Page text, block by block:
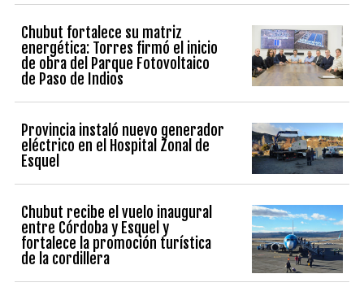
Chubut fortalece su matriz
energética: Torres firmó el inicio
de obra del Parque Fotovoltaico
de Paso de Indios
Provincia instaló nuevo generador
eléctrico en el Hospital Zonal de
Esquel
Chubut recibe el vuelo inaugural
entre Córdoba y Esquel y
fortalece la promoción turística
de la cordillera